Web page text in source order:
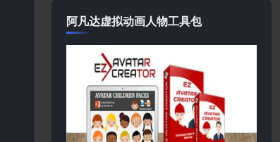
阿凡达虚拟动画人物工具包